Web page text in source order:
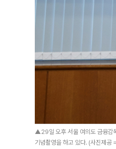
▲29일 오후 서울 여의도 금융감
기념촬영을 하고 있다. (사진제공